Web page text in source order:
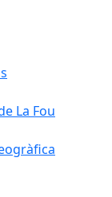
La Fou